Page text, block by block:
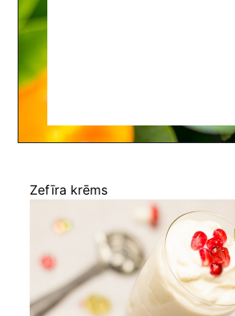
Zefīra krēms